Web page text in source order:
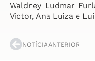
Waldney Ludmar
Victor, Ana Luiza e
NOTÍCIA ANTERIOR